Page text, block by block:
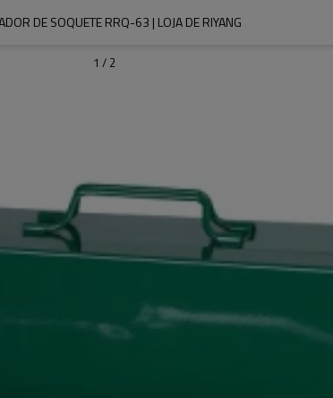
DE SOQUETE RRQ-63 | LOJA DE RIYANG
1 / 2